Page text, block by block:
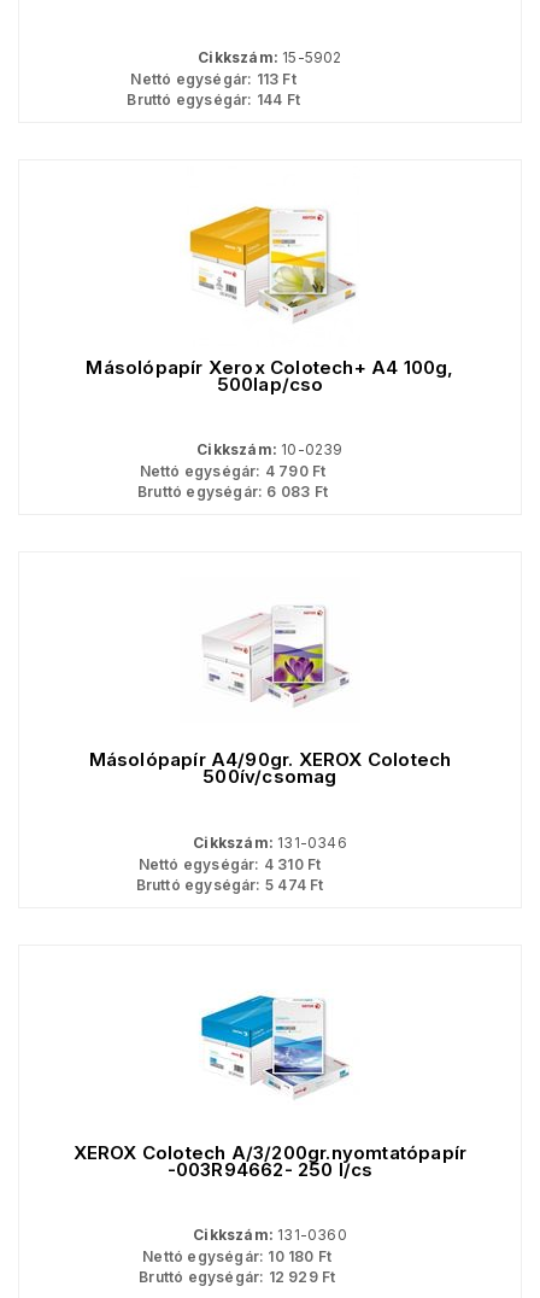
Cikkszám: 15-5902
Nettó egységár: 113 Ft
Bruttó egységár: 144 Ft
Másolópapír Xerox Colotech+ A4 100g,
500lap/cso
Cikkszám: 10-0239
Nettó egységár: 4 790Ft
Bruttó egységár: 6 083 Ft
Másolópapír A4/90gr. XEROX Colotech
500ív/csomag
Cikkszám: 131-0346
Nettó egységár: 4 310Ft
Bruttó egységár: 5 474Ft
XEROX Colotech A/3/200gr.nyomtatópapír
-003R94662- 250 l/cs
Cikkszám: 131-0360
Nettó egységár: 10 180 Ft
Bruttó egységár: 12 929Ft